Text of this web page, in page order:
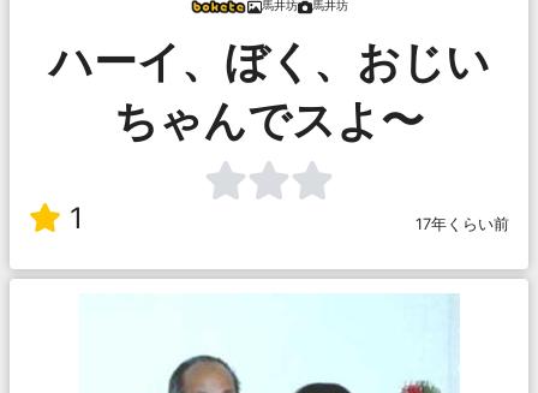
馬井坊 馬井坊
ハーイ、ぼく、おじい
ちゃんでスよ〜
1 17年くらい前